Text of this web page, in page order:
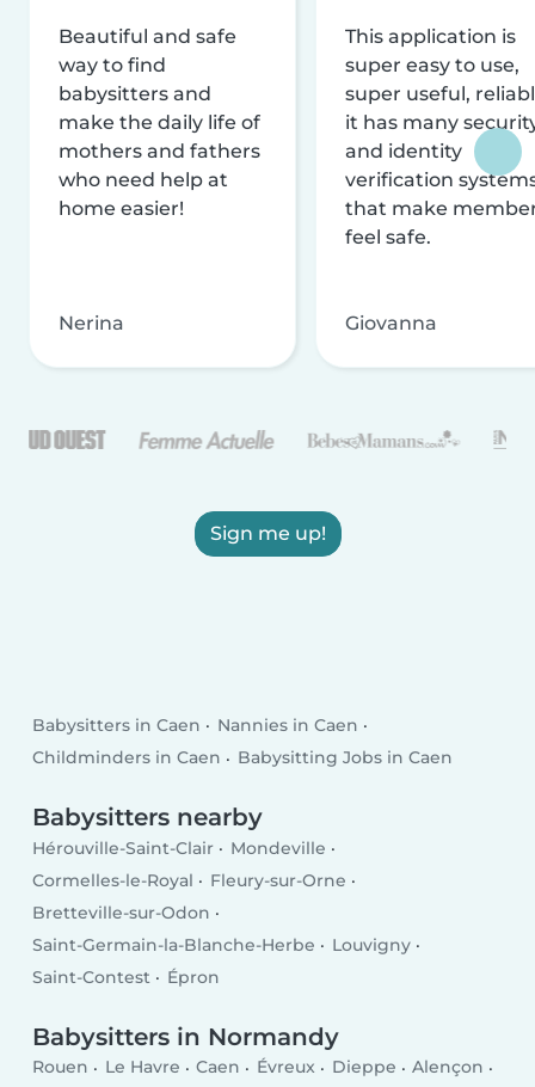
Beautiful and safe
way to find
babysitters and
make the daily life of
mothers and fathers
who need help at
home easier!
Nerina
This application is
super easy to use,
super useful,
it has many
and identity
verification
that make
feel safe.
Giovanna
Sign me up!
Babysitters in Caen
Nannies in Caen
Childminders in Caen
Babysitting Jobs in Caen
Babysitters nearby
Hérouville-Saint-Clair
Mondeville
Cormelles-le-Royal
Fleury-sur-Orne
Bretteville-sur-Odon
Saint-Germain-la-Blanche-Herbe
Louvigny
Saint-Contest
Épron
Babysitters in Normandy
Rouen Le Havre Caen Évreux Dieppe
Alençon